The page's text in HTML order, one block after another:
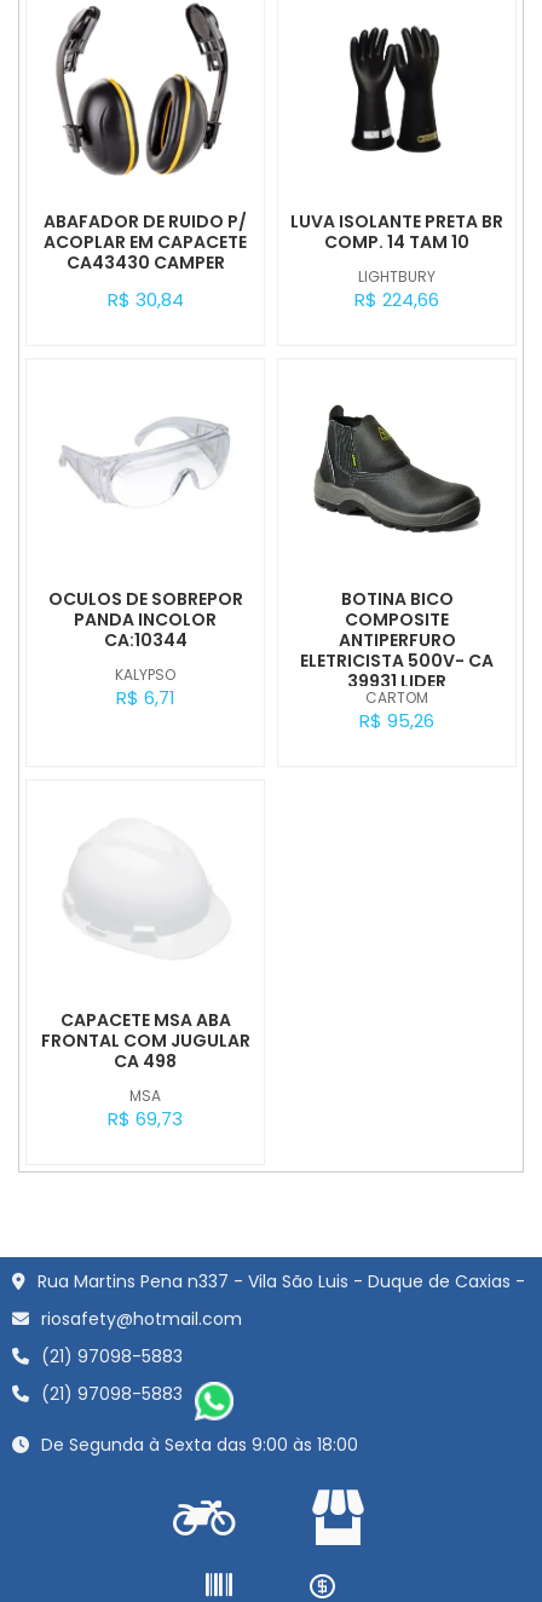
ABAFADOR DE RUIDO P/
ACOPLAR EM CAPACETE
CA43430 CAMPER
R$ 30,84
LIGHTBURY
LUVA ISOLANTE PRETA BR
COMP. 14 TAM 10
R$ 224,66
KALYPSO
OCULOS DE SOBREPOR
PANDA INCOLOR
CA:10344
R$ 6,71 CARTOM
BOTINA BICO
COMPOSITE
ANTIPERFURO
ELETRICISTA 500V- CA
39931 LIDER
R$ 95,26
MSA
CAPACETE MSA ABA
FRONTAL COM JUGULAR
CA 498
R$ 69,73
Rua Martins Pena n337 - Vila São Luis - Duque de Caxias -
riosafety@hotmail.com
(21) 97098-5883
(21) 97098-5883
De Segunda à Sexta das 9:00 às 18:00